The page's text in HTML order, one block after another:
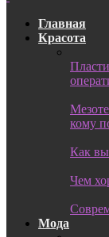
Главная
Красота
кому
Как
Чем
Мода